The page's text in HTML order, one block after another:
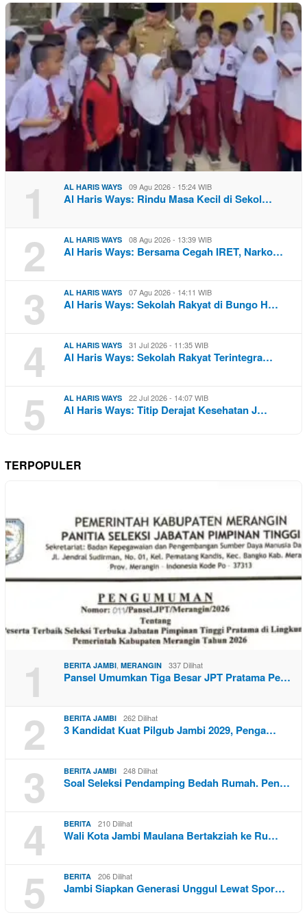
1 AL HARIS WAYS 09 Agu 2026 - 15:24 WIB
Al Haris Ways: Rindu Masa Kecil di Sekol…
2 AL HARIS WAYS 08 Agu 2026 - 13:39 WIB
Al Haris Ways: Bersama Cegah IRET, Narko…
3 AL HARIS WAYS 07 Agu 2026 - 14:11 WIB
Al Haris Ways: Sekolah Rakyat di Bungo H…
4 AL HARIS WAYS 31 Jul 2026 - 11:35 WIB
Al Haris Ways: Sekolah Rakyat Terintegra…
5 AL HARIS WAYS 22 Jul 2026 - 14:07 WIB
Al Haris Ways: Titip Derajat Kesehatan J…
TERPOPULER
1 BERITA JAMBI, MERANGIN 337 Dilihat
Pansel Umumkan Tiga Besar JPT Pratama Pe…
2 BERITA JAMBI 262 Dilihat
3 Kandidat Kuat Pilgub Jambi 2029, Penga…
3 BERITA JAMBI 248 Dilihat
Soal Seleksi Pendamping Bedah Rumah. Pen…
4 BERITA 210 Dilihat
Wali Kota Jambi Maulana Bertakziah ke Ru…
5 BERITA 206 Dilihat
Jambi Siapkan Generasi Unggul Lewat Spor…